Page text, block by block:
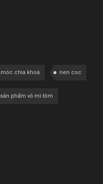
móc chìa khoá nen coc
sản phẩm vỏ mì tôm